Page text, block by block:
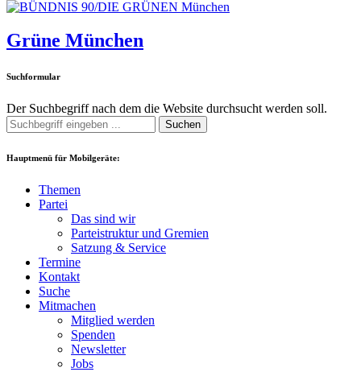
Grüne München
Suchformular
Der Suchbegriff nach dem die Website durchsucht werden soll.
Suchen
Hauptmenü für Mobilgeräte:
Themen
Partei
Das sind wir
Parteistruktur und Gremien
Satzung & Service
Termine
Kontakt
Suche
Mitmachen
Mitglied werden
Spenden
Newsletter
Jobs